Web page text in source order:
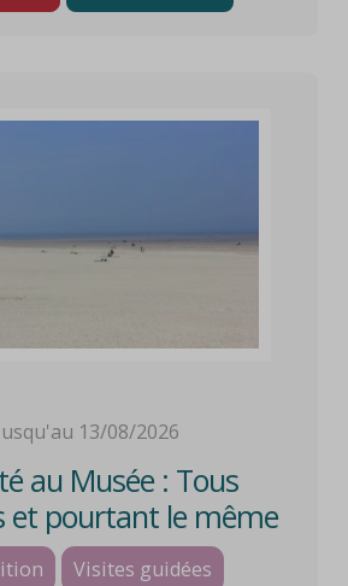
13/08/2026
au Musée : Tous
et pourtant le même
HORIZON
Visites guidées